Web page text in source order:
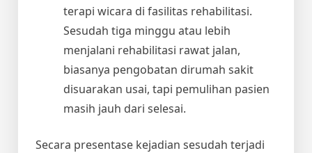
terapi wicara di fasilitas rehabilitasi.
Sesudah tiga minggu atau lebih
menjalani rehabilitasi rawat jalan,
biasanya pengobatan dirumah sakit
disuarakan usai, tapi pemulihan pasien
masih jauh dari selesai.
Secara presentase kejadian sesudah terjadi